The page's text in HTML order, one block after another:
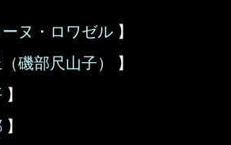
ヌ・ロワゼル 】
磯部尺山子）
】
】
】